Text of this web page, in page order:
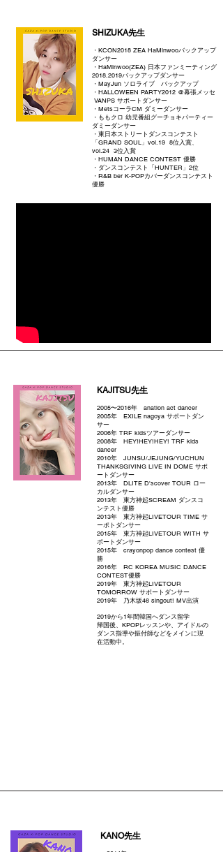
SHIZUKA先生
・KCON2018 ZEA HaMinwooバックアップ
ダンサー
・HaMinwoo(ZEA) 日本ファンミーティング
2018.2019バックアップダンサー
・MayJun ソロライブ バックアップ
・HALLOWEEN PARTY2012 @幕張メッセ
VANPS サポートダンサー
・MetsコーラCM ダミーダンサー
・ももクロ 幼児番組グーチョキパーティー
ダミーダンサー
・東日本ストリートダンスコンテスト
「GRAND SOUL」vol.19 8位入賞、
vol.24 3位入賞
・HUMAN DANCE CONTEST 優勝
・ダンスコンテスト「HUNTER」2位
・R&B ber K-POPカバーダンスコンテスト
優勝
KAJITSU先生
2005〜2016年 anation act dancer
2005年 EXILE nagoya サポートダン
サー
2006年 TRF kidsツアーダンサー
2008年 HEY!HEY!HEY! TRF kids
dancer
2010年 JUNSU/JEJUNG/YUCHUN
THANKSGIVING LIVE IN DOME サポ
ートダンサー
2013年 DLITE D'scover TOUR ロー
カルダンサー
2013年 東方神起SCREAM ダンスコ
ンテスト優勝
2013年 東方神起LIVETOUR TIME サ
ーポトダンサー
2015年 東方神起LIVETOUR WITH サ
ポートダンサー
2015年 crayonpop dance contest 優
勝
2016年 RC KOREA MUSIC DANCE
CONTEST優勝
2019年 東方神起LIVETOUR
TOMORROW サポートダンサー
2019年 乃木坂46 singout! MV出演
2019から1年間韓国へダンス留学
帰国後、KPOPレッスンや、アイドルの
ダンス指導や振付師などをメインに現
在活動中。
KANO先生